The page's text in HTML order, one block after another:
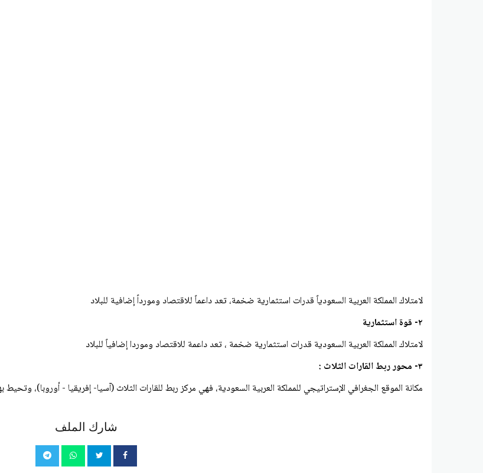
لامتلاك المملكة العربية السعودياً قدرات استثمارية ضخمة، تعد داعماً للاقتصاد ومورداً إضافية للبلاد
۲- قوة استثمارية
لامتلاك المملكة العربية السعودية قدرات استثمارية ضخمة ، تعد داعمة للاقتصاد وموردا إضافياً للبلاد
۳- محور ربط القارات الثلاث :
مكانة الموقع الجغرافي الإستراتيجي للمملكة العربية السعودية، فهي مركز ربط للقارات الثلاث (آسيا- إفريقيا - أوروبا)، وتحيط
شارك الملف